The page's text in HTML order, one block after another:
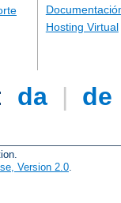
Hosting Virtual
da | de
Version 2.0